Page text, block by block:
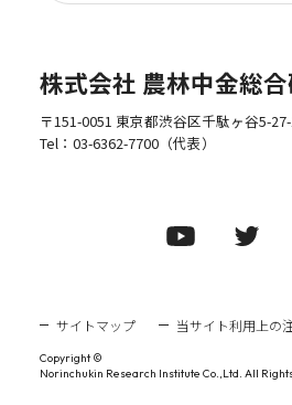
株式会社 農林中金総
〒151-0051 東京都渋谷区千駄ヶ谷5-
Tel： 03-6362-7700（代表）
サイトマップ 当サイト利用上の
Copyright ©
Norinchukin Research Institute Co.,Ltd. All